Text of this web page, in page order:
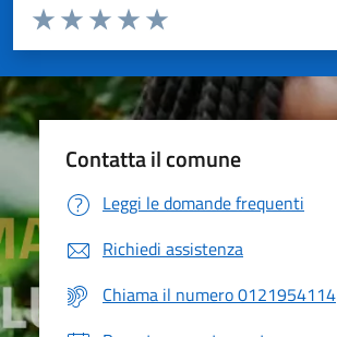
Valuta da 1 a 5 stelle la pagina
Valuta 5 stelle su 5
Valuta 4 stelle su 5
Valuta 3 stelle su 5
Valuta 2 stelle su 5
Valuta 1 stelle su 5
Contatta il comune
Leggi le domande frequenti
Richiedi assistenza
Chiama il numero 0121954114